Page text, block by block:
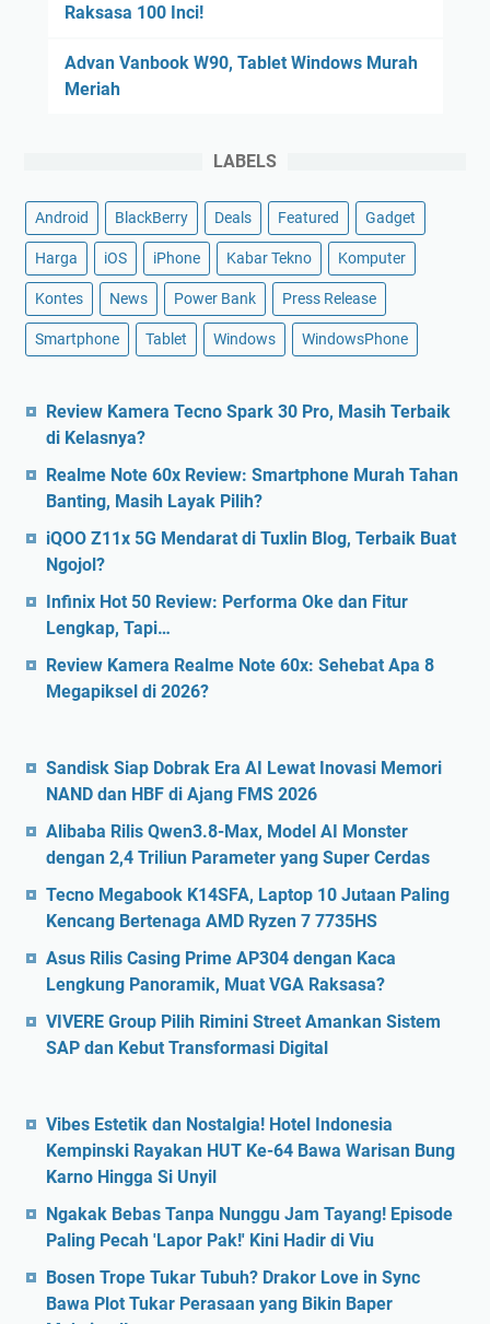
Raksasa 100 Inci!
Advan Vanbook W90, Tablet Windows Murah
Meriah
LABELS
Android BlackBerry Deals Featured Gadget
Harga iOS iPhone Kabar Tekno Komputer
Kontes News Power Bank Press Release
Smartphone Tablet Windows WindowsPhone
Review Kamera Tecno Spark 30 Pro, Masih Terbaik
di Kelasnya?
Realme Note 60x Review: Smartphone Murah Tahan
Banting, Masih Layak Pilih?
iQOO Z11x 5G Mendarat di Tuxlin Blog, Terbaik Buat
Ngojol?
Infinix Hot 50 Review: Performa Oke dan Fitur
Lengkap, Tapi…
Review Kamera Realme Note 60x: Sehebat Apa 8
Megapiksel di 2026?
Sandisk Siap Dobrak Era AI Lewat Inovasi Memori
NAND dan HBF di Ajang FMS 2026
Alibaba Rilis Qwen3.8-Max, Model AI Monster
dengan 2,4 Triliun Parameter yang Super Cerdas
Tecno Megabook K14SFA, Laptop 10 Jutaan Paling
Kencang Bertenaga AMD Ryzen 7 7735HS
Asus Rilis Casing Prime AP304 dengan Kaca
Lengkung Panoramik, Muat VGA Raksasa?
VIVERE Group Pilih Rimini Street Amankan Sistem
SAP dan Kebut Transformasi Digital
Vibes Estetik dan Nostalgia! Hotel Indonesia
Kempinski Rayakan HUT Ke-64 Bawa Warisan Bung
Karno Hingga Si Unyil
Ngakak Bebas Tanpa Nunggu Jam Tayang! Episode
Paling Pecah 'Lapor Pak!' Kini Hadir di Viu
Bosen Trope Tukar Tubuh? Drakor Love in Sync
Bawa Plot Tukar Perasaan yang Bikin Baper